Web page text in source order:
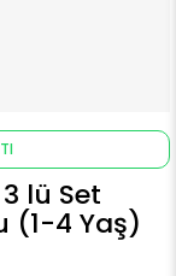
3 lü Set
(1-4 Yaş)